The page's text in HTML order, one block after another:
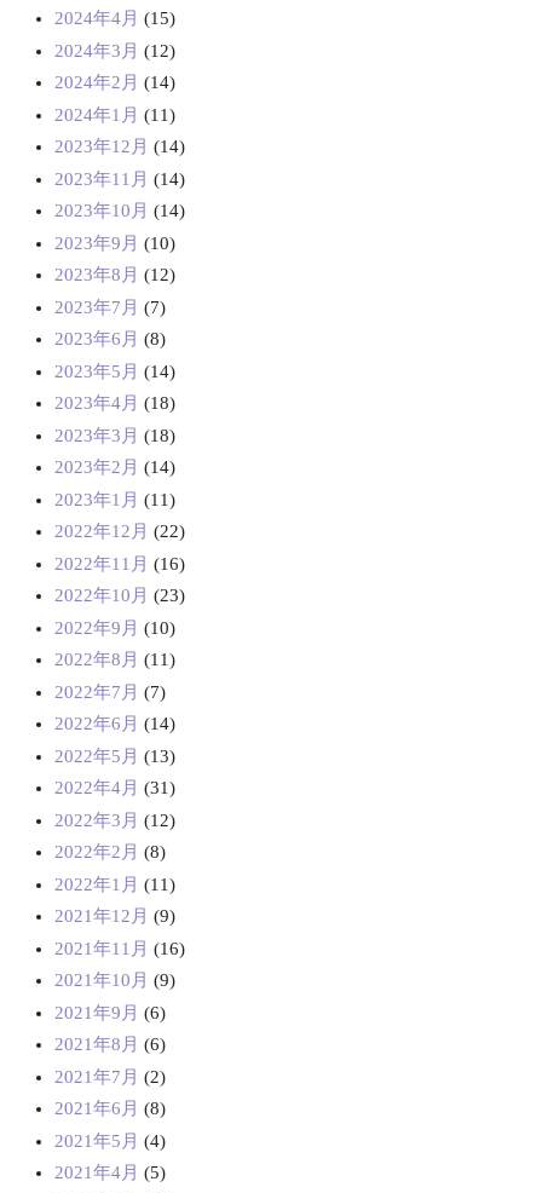
2024年4月 (15)
2024年3月 (12)
2024年2月 (14)
2024年1月 (11)
2023年12月 (14)
2023年11月 (14)
2023年10月 (14)
2023年9月 (10)
2023年8月 (12)
2023年7月 (7)
2023年6月 (8)
2023年5月 (14)
2023年4月 (18)
2023年3月 (18)
2023年2月 (14)
2023年1月 (11)
2022年12月 (22)
2022年11月 (16)
2022年10月 (23)
2022年9月 (10)
2022年8月 (11)
2022年7月 (7)
2022年6月 (14)
2022年5月 (13)
2022年4月 (31)
2022年3月 (12)
2022年2月 (8)
2022年1月 (11)
2021年12月 (9)
2021年11月 (16)
2021年10月 (9)
2021年9月 (6)
2021年8月 (6)
2021年7月 (2)
2021年6月 (8)
2021年5月 (4)
2021年4月 (5)